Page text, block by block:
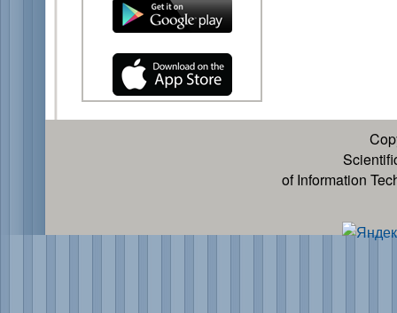
of Information